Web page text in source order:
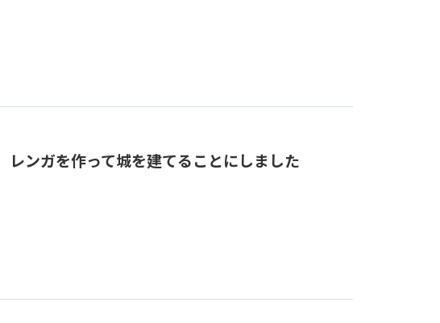
レンガを作って城を建てることにしました